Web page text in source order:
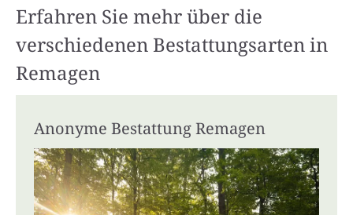
Erfahren Sie mehr über die
verschiedenen Bestattungsarten in
Remagen
Anonyme Bestattung Remagen